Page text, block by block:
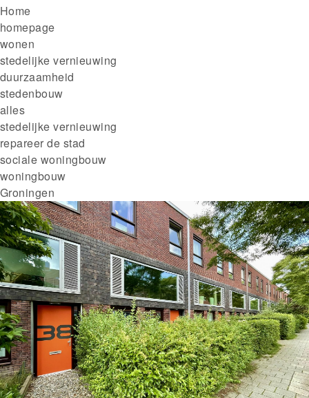
Kruimelpad
Home
homepage
wonen
stedelijke vernieuwing
duurzaamheid
stedenbouw
alles
stedelijke vernieuwing
repareer de stad
sociale woningbouw
woningbouw
Groningen